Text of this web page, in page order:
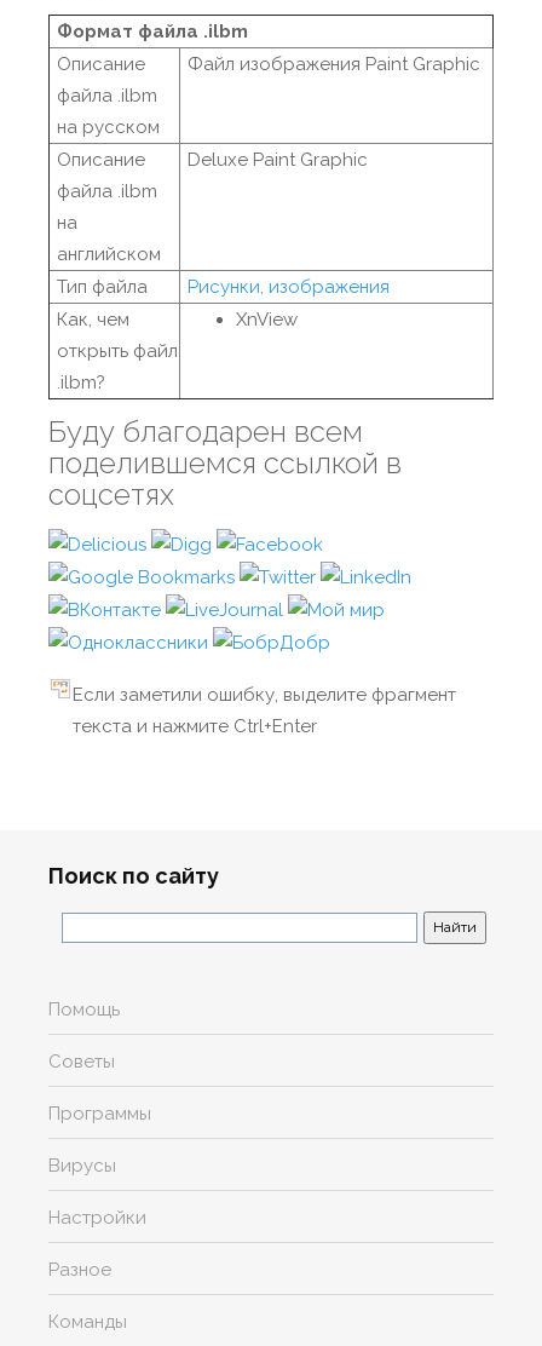
Формат файла .ilbm
Описание
файла .ilbm
на русском
Файл изображения Paint Graphic
Описание
файла .ilbm
на
английском
Deluxe Paint Graphic
Тип файла
Рисунки, изображения
Как, чем
открыть файл
.ilbm?
XnView
Буду благодарен всем
поделившемся ссылкой в
соцсетях
Если заметили ошибку, выделите фрагмент
текста и нажмите Ctrl+Enter
Поиск по сайту
Помощь
Советы
Программы
Вирусы
Настройки
Разное
Команды